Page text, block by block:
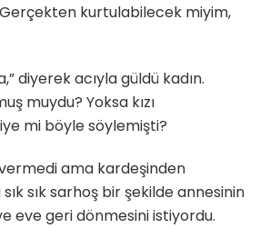
kurtulabilecek miyim,
diyerek acıyla güldü kadın.
muydu? Yoksa kızı
mi böyle söylemişti?
ama kardeşinden
sık sarhoş bir şekilde annesinin
eve geri dönmesini istiyordu.